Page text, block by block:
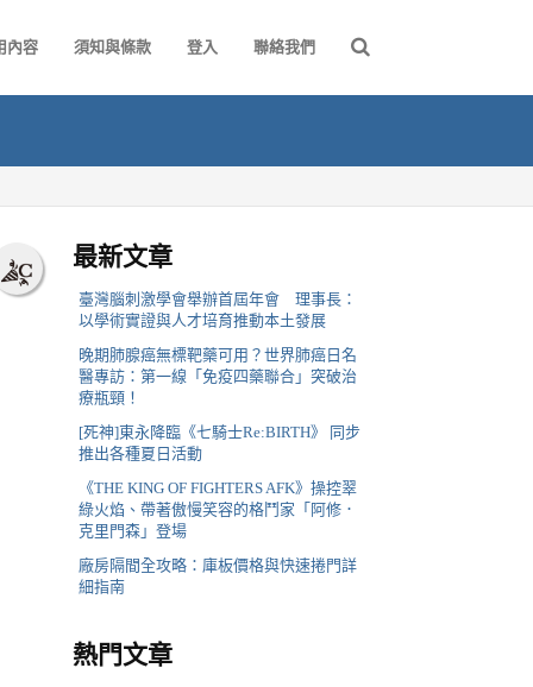
內容 須知與條款 登入 聯絡我們
最新文章
臺灣腦刺激學會舉辦首屆年會 理事長：
以學術實證與人才培育推動本土發展
晚期肺腺癌無標靶藥可用？世界肺癌日名
醫專訪：第一線「免疫四藥聯合」突破治
療瓶頸！
[死神]東永降臨《七騎士Re:BIRTH》 同步
推出各種夏日活動
《THE KING OF FIGHTERS AFK》操控翠
綠火焰、帶著傲慢笑容的格鬥家「阿修．
克里門森」登場
廠房隔間全攻略：庫板價格與快速捲門詳
細指南
熱門文章